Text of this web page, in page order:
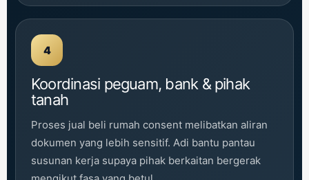
4
Koordinasi peguam, bank & pihak
tanah
Proses jual beli rumah consent melibatkan aliran
dokumen yang lebih sensitif. Adi bantu pantau
susunan kerja supaya pihak berkaitan bergerak